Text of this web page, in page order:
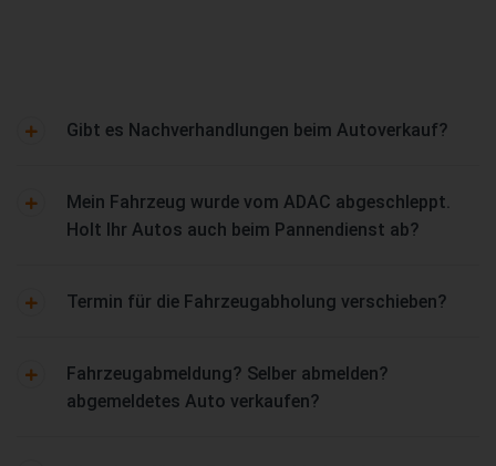
Gibt es Nachverhandlungen beim Autoverkauf?
Mein Fahrzeug wurde vom ADAC abgeschleppt.
Holt Ihr Autos auch beim Pannendienst ab?
Termin für die Fahrzeugabholung verschieben?
Fahrzeugabmeldung? Selber abmelden?
abgemeldetes Auto verkaufen?